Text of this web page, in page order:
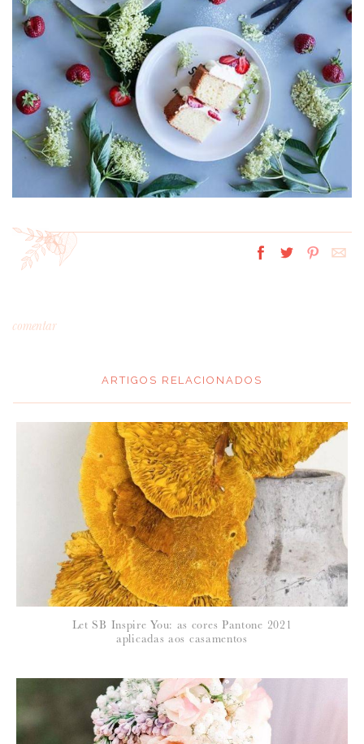
comentar
Para saber como tratamos e protegemos os seus dados, leia a nossa
ARTIGOS RELACIONADOS
Let SB Inspire You: as cores Pantone 2021
aplicadas aos casamentos